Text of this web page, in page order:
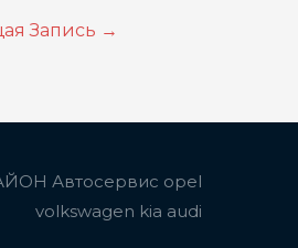
Запись →
Автосервис opel
volkswagen kia audi